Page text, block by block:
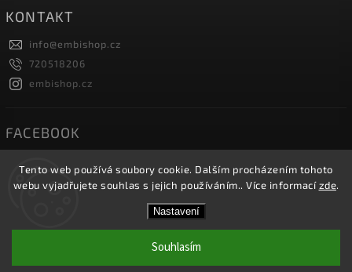
Tento web používá soubory cookie. Dalším procházením tohoto
webu vyjadřujete souhlas s jejich používáním.. Více informacízde.
Nastavení
Souhlasím
KONTAKT
info@embishop.cz
720518206
embishop.cz
FACEBOOK
Embishop.cz. Všechna práva vyhrazena.
Shoptet| DesignShoptak.cz.